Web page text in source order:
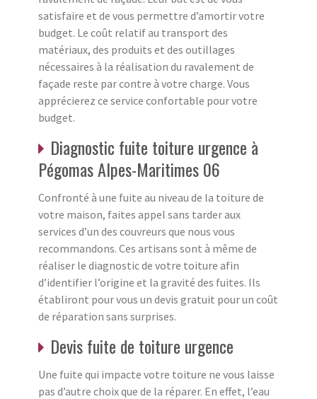
satisfaire et de vous permettre d’amortir votre
budget. Le coût relatif au transport des
matériaux, des produits et des outillages
nécessaires à la réalisation du ravalement de
façade reste par contre à votre charge. Vous
apprécierez ce service confortable pour votre
budget.
Diagnostic fuite toiture urgence à
Pégomas Alpes-Maritimes 06
Confronté à une fuite au niveau de la toiture de
votre maison, faites appel sans tarder aux
services d’un des couvreurs que nous vous
recommandons. Ces artisans sont à même de
réaliser le diagnostic de votre toiture afin
d’identifier l’origine et la gravité des fuites. Ils
établiront pour vous un devis gratuit pour un coût
de réparation sans surprises.
Devis fuite de toiture urgence
Une fuite qui impacte votre toiture ne vous laisse
pas d’autre choix que de la réparer. En effet, l’eau